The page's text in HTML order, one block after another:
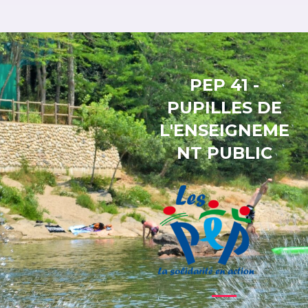
PEP 41 -
PUPILLES DE
L'ENSEIGNEME
NT PUBLIC